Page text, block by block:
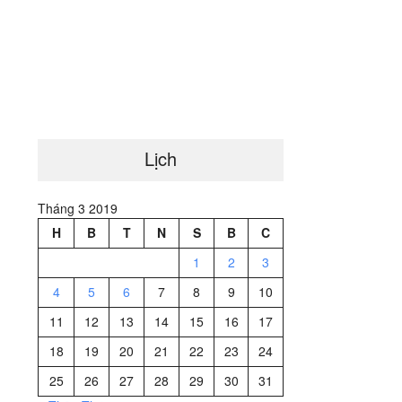
Lịch
Tháng 3 2019
H
B T N S B
C
1
2
3
4
5 6 7 8 9
10
11
12 13 14 15 16
17
18
19 20 21 22 23
24
25
26 27 28 29 30
31